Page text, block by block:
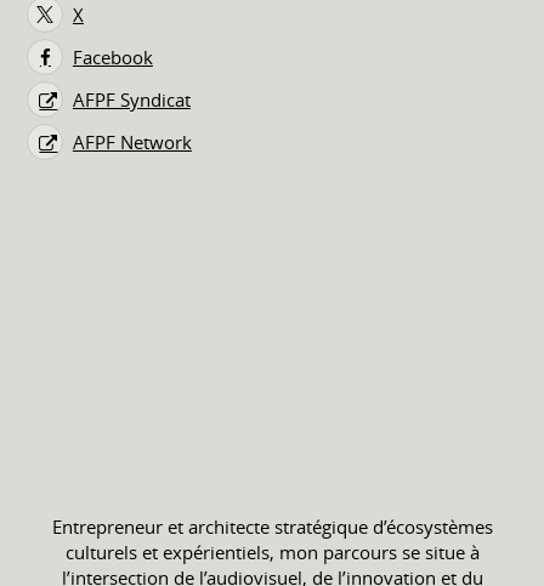
X
Facebook
AFPF Syndicat
AFPF Network
Entrepreneur et architecte stratégique d’écosystèmes
culturels et expérientiels, mon parcours se situe à
l’intersection de l’audiovisuel, de l’innovation et du